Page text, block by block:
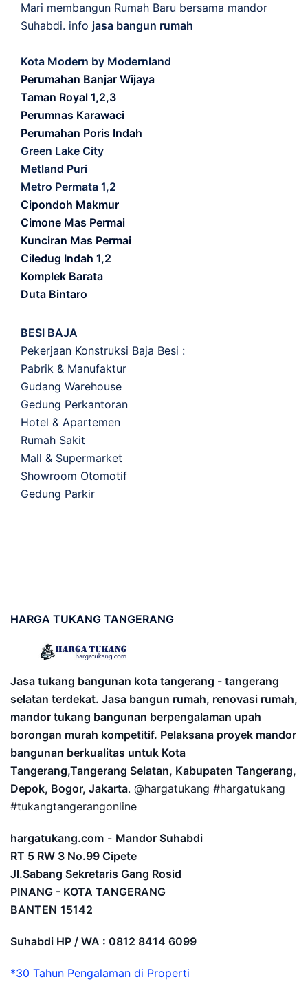
Mari membangun Rumah Baru bersama mandor
Suhabdi. info jasa bangun rumah
Kota Modern by Modernland
Perumahan Banjar Wijaya
Taman Royal 1,2,3
Perumnas Karawaci
Perumahan Poris Indah
Green Lake City
Metland Puri
Metro Permata 1,2
Cipondoh Makmur
Cimone Mas Permai
Kunciran Mas Permai
Ciledug Indah 1,2
Komplek Barata
Duta Bintaro
BESI BAJA
Pekerjaan Konstruksi Baja Besi :
Pabrik & Manufaktur
Gudang Warehouse
Gedung Perkantoran
Hotel & Apartemen
Rumah Sakit
Mall & Supermarket
Showroom Otomotif
Gedung Parkir
HARGA TUKANG TANGERANG
Jasa tukang bangunan kota tangerang - tangerang
selatan terdekat. Jasa bangun rumah, renovasi rumah,
mandor tukang bangunan berpengalaman upah
borongan murah kompetitif. Pelaksana proyek mandor
bangunan berkualitas untuk Kota
Tangerang,Tangerang Selatan, Kabupaten Tangerang,
Depok, Bogor, Jakarta. @hargatukang #hargatukang
#tukangtangerangonline
hargatukang.com - Mandor Suhabdi
RT 5 RW 3 No.99 Cipete
Jl.Sabang Sekretaris Gang Rosid
PINANG - KOTA TANGERANG
BANTEN 15142
Suhabdi HP / WA : 0812 8414 6099
*30 Tahun Pengalaman di Properti